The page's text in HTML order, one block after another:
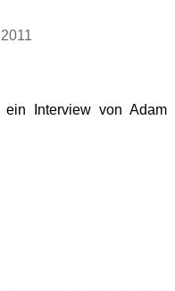
Interview von Adam